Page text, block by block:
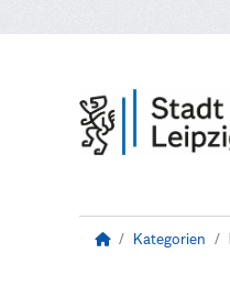
Kategorien